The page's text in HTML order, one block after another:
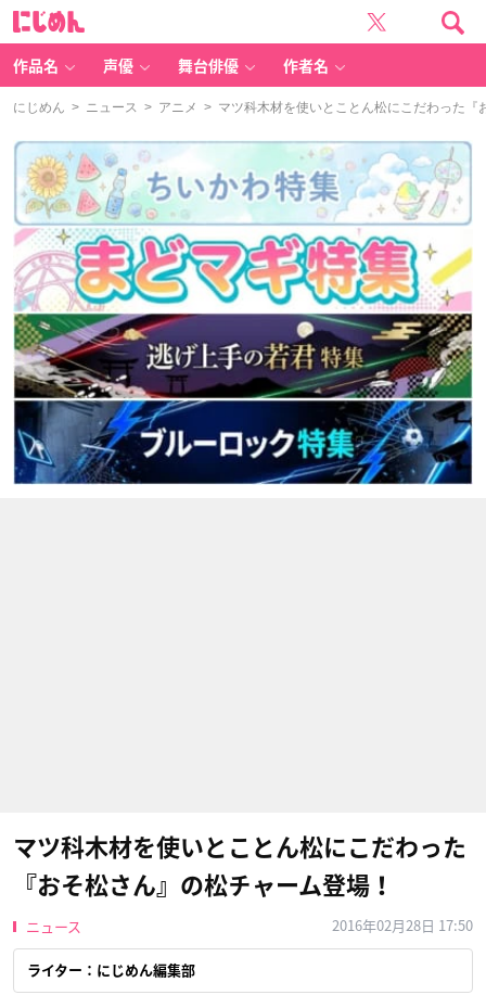
作品名 声優 舞台俳優 作者名
にじめん > ニュース > アニメ > マツ科木材を使いとことん松にこだわった『
マツ科木材を使いとことん松にこだわった
『おそ松さん』の松チャーム登場！
ニュース 2016年02月28日 17:50
ライター：にじめん編集部